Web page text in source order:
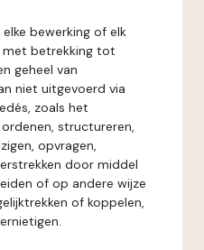
bewerking of elk
met betrekking tot
geheel van
niet uitgevoerd via
zoals het
structureren,
opvragen,
door middel
of op andere wijze
of koppelen,